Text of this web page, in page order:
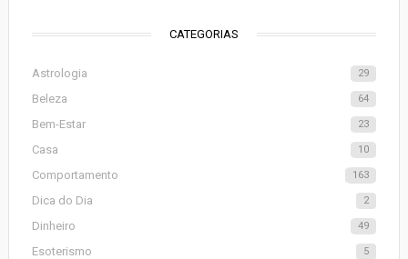
CATEGORIAS
Astrologia 29
Beleza 64
Bem-Estar 23
Casa 10
Comportamento 163
Dica do Dia 2
Dinheiro 49
Esoterismo 5